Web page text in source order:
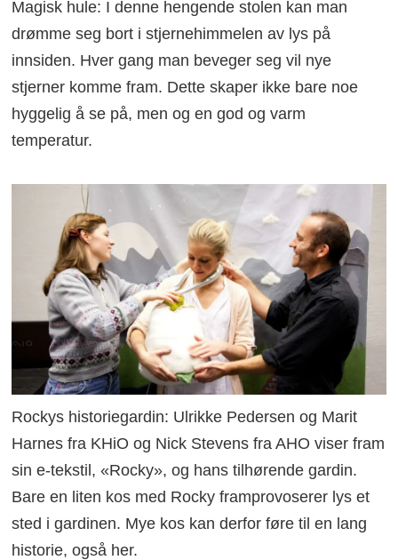
Magisk hule: I denne hengende stolen kan man
drømme seg bort i stjernehimmelen av lys på
innsiden. Hver gang man beveger seg vil nye
stjerner komme fram. Dette skaper ikke bare noe
hyggelig å se på, men og en god og varm
temperatur.
Rockys historiegardin: Ulrikke Pedersen og Marit
Harnes fra KHiO og Nick Stevens fra AHO viser fram
sin e-tekstil, «Rocky», og hans tilhørende gardin.
Bare en liten kos med Rocky framprovoserer lys et
sted i gardinen. Mye kos kan derfor føre til en lang
historie, også her.